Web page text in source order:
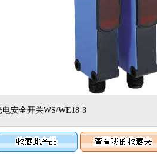
安全开关WS/WE18-3